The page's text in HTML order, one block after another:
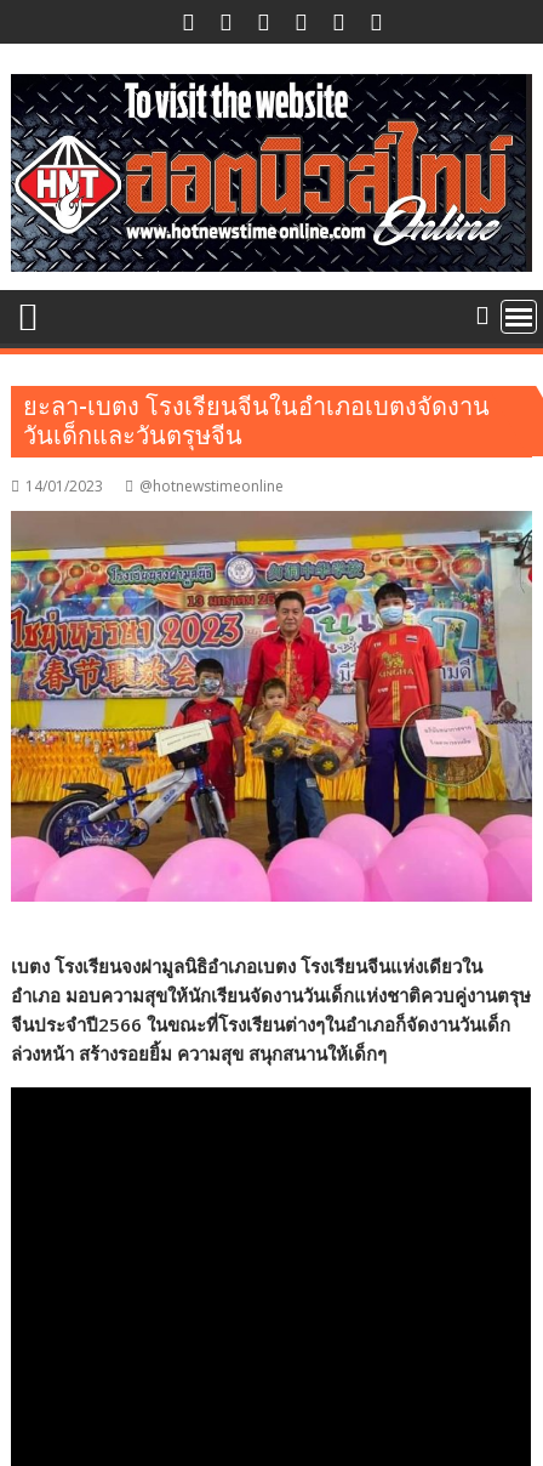
to
content
ยะลา-เบตง โรงเรียนจีนในอำเภอเบตงจัดงาน
วันเด็กและวันตรุษจีน
14/01/2023 @hotnewstimeonline
เบตง โรงเรียนจงฝามูลนิธิอำเภอเบตง โรงเรียนจีนแห่งเดียวใน
อำเภอ มอบความสุขให้นักเรียนจัดงานวันเด็กแห่งชาติควบคู่งานตรุษ
จีนประจำปี2566 ในขณะที่โรงเรียนต่างๆในอำเภอก็จัดงานวันเด็ก
ล่วงหน้า สร้างรอยยิ้ม ความสุข สนุกสนานให้เด็กๆ